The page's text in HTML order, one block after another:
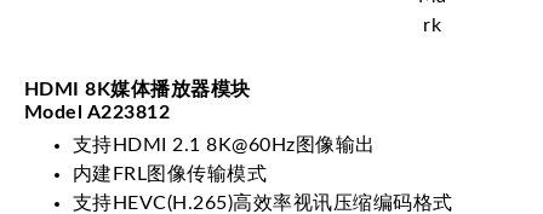
HDMI 8K媒体播放器模块
Model A223812
支持HDMI 2.1 8K@60Hz图像输出
内建FRL图像传输模式
支持HEVC(H.265)高效率视讯压缩编码格式